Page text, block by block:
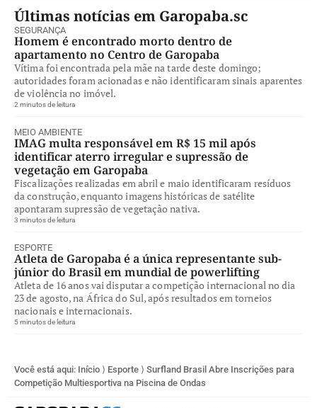
Últimas notícias em Garopaba.sc
SEGURANÇA
Homem é encontrado morto dentro de
apartamento no Centro de Garopaba
Vítima foi encontrada pela mãe na tarde deste domingo;
autoridades foram acionadas e não identificaram sinais aparentes
de violência no imóvel.
2 minutos de leitura
MEIO AMBIENTE
IMAG multa responsável em R$ 15 mil após
identificar aterro irregular e supressão de
vegetação em Garopaba
Fiscalizações realizadas em abril e maio identificaram resíduos
da construção, enquanto imagens históricas de satélite
apontaram supressão de vegetação nativa.
3 minutos de leitura
ESPORTE
Atleta de Garopaba é a única representante sub-
júnior do Brasil em mundial de powerlifting
Atleta de 16 anos vai disputar a competição internacional no dia
23 de agosto, na África do Sul, após resultados em torneios
nacionais e internacionais.
5 minutos de leitura
Você está aqui: Início ⟩ Esporte ⟩ Surfland Brasil Abre Inscrições para
Competição Multiesportiva na Piscina de Ondas